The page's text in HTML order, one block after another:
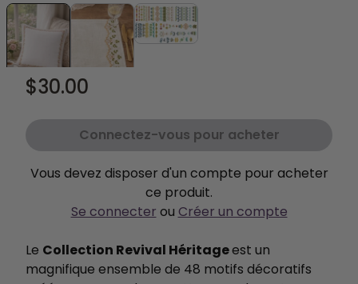
$30.00
Connectez-vous pour acheter
Vous devez disposer d'un compte pour acheter
ce produit.
Se connecter ou Créer un compte
Le Collection Revival Héritageest un
magnifique ensemble de 48 motifs décoratifs